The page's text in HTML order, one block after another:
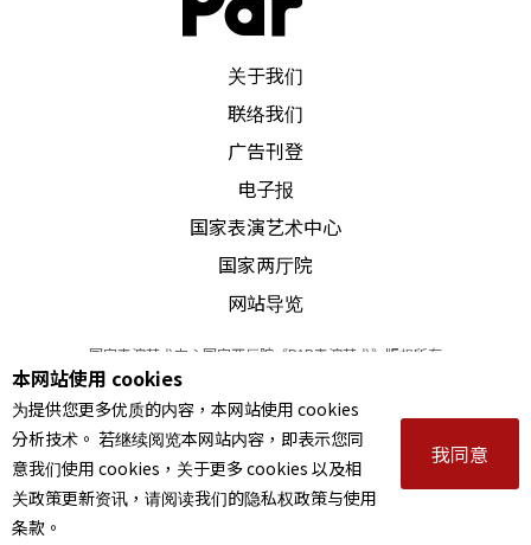
关于我们
联络我们
广告刊登
电子报
国家表演艺术中心
国家两厅院
网站导览
国家表演艺术中心国家两厅院《PAR表演艺术》版权所有
© 2022Performing arts redefined. All Rights Reserved
统一编号 Tax Id number 00973926
本站所提供相关演出资讯，如有异动应以主办单位公告为准。
服务条款｜隐私权声明｜著作权声明
本网站使用 cookies
为提供您更多优质的内容，本网站使用 cookies
分析技术。 若继续阅览本网站内容，即表示您同
意我们使用 cookies，关于更多 cookies 以及相
关政策更新资讯，请阅读我们的隐私权政策与使用
条款。
我同意